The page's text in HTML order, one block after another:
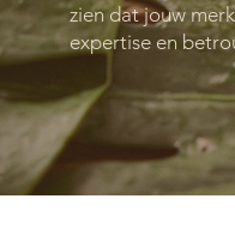
zien dat jouw
expertise en